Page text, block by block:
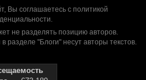
Вы соглашаетесь с политикой
.
не разделять позицию авторов.
разделе "Блоги" несут авторы текстов.